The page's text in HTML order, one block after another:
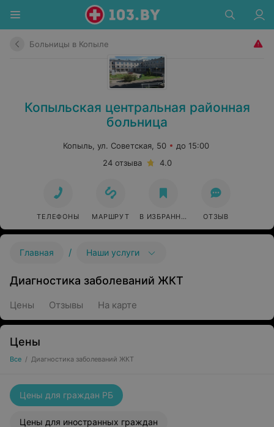
Больницы в Копыле
Копыльская центральная районная
больница
Копыль, ул. Советская, 50
до 15:00
24 отзыва
4.0
ТЕЛЕФОНЫ МАРШРУТ В ИЗБРАННОЕ ОТЗЫВ
Главная / Наши услуги
Диагностика заболеваний ЖКТ
Цены Отзывы На карте
Цены
Все / Диагностика заболеваний ЖКТ
Цены для граждан РБ
Цены для иностранных граждан